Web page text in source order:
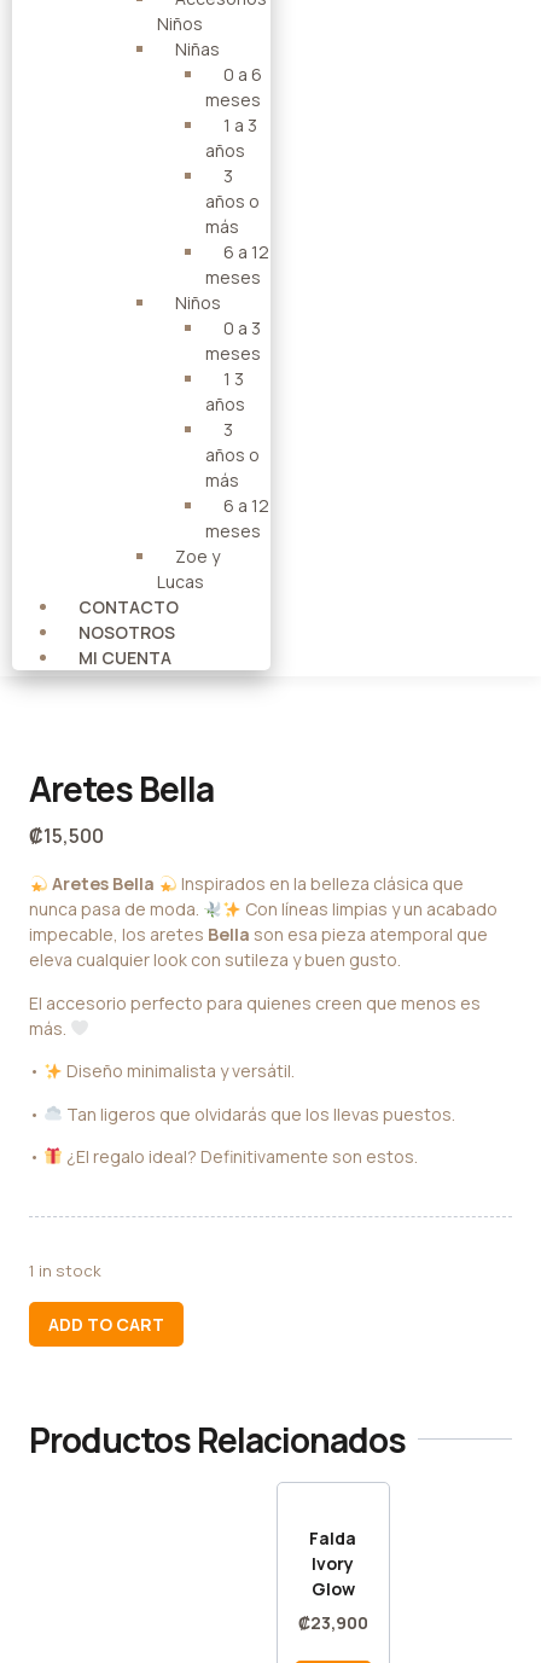
Niños
Niñas
0 a 6
meses
1 a 3
años
3
años o
más
6 a 12
meses
Niños
0 a 3
meses
1 3
años
3
años o
más
6 a 12
meses
Zoe y
Lucas
CONTACTO
NOSOTROS
MI CUENTA
Aretes Bella
₡15,500
Aretes Bella
Inspirados en la belleza clásica que
nunca pasa de moda.
Con líneas limpias y un acabado
impecable, los aretes Bella son esa pieza atemporal que
eleva cualquier look con sutileza y buen gusto.
El accesorio perfecto para quienes creen que menos es
más.
•
Diseño minimalista y versátil.
•
Tan ligeros que olvidarás que los llevas puestos.
•
¿El regalo ideal? Definitivamente son estos.
1 in stock
ADD TO CART
Productos Relacionados
Falda
Ivory
Glow
₡23,900